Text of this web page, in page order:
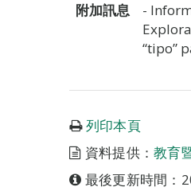
附加訊息
-
“tipo”
列印本頁
資料提供：教育
最後更新時間：